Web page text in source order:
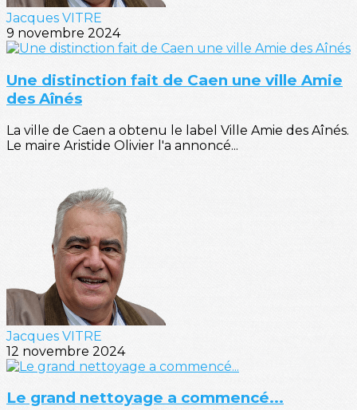
Jacques VITRE
9 novembre 2024
Une distinction fait de Caen une ville Amie
des Aînés
La ville de Caen a obtenu le label Ville Amie des Aînés.
Le maire Aristide Olivier l'a annoncé...
Jacques VITRE
12 novembre 2024
Le grand nettoyage a commencé...